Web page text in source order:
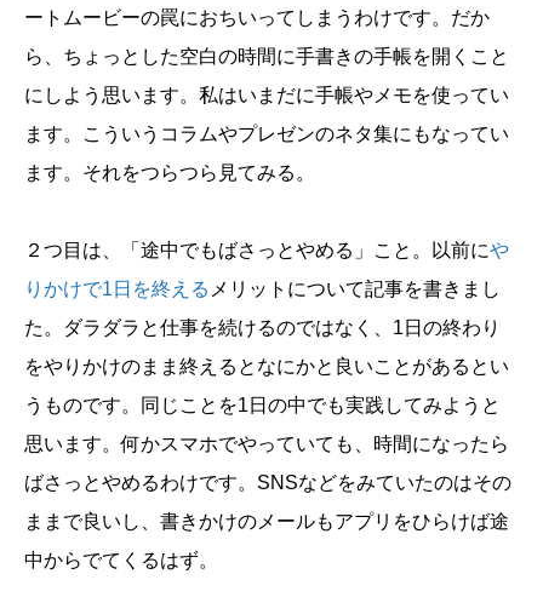
ートムービーの罠におちいってしまうわけです。だか
ら、ちょっとした空白の時間に手書きの手帳を開くこと
にしよう思います。私はいまだに手帳やメモを使ってい
ます。こういうコラムやプレゼンのネタ集にもなってい
ます。それをつらつら見てみる。
２つ目は、「途中でもばさっとやめる」こと。以前にや
りかけで1日を終える メリットについて記事を書きまし
た。ダラダラと仕事を続けるのではなく、1日の終わり
をやりかけのまま終えるとなにかと良いことがあるとい
うものです。同じことを1日の中でも実践してみようと
思います。何かスマホでやっていても、時間になったら
ばさっとやめるわけです。SNSなどをみていたのはその
ままで良いし、書きかけのメールもアプリをひらけば途
中からでてくるはず。